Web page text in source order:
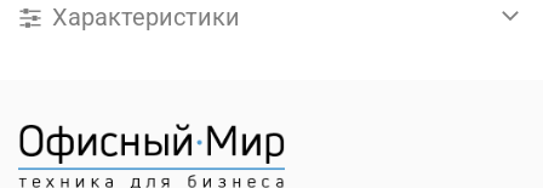
Характеристики